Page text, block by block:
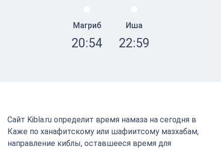
Магриб
20:54
Иша
22:59
Сайт Kibla.ru определит время намаза на сегодня в
Каже по ханафитскому или шафиитсому мазхабам,
направление киблы, оставшееся время для